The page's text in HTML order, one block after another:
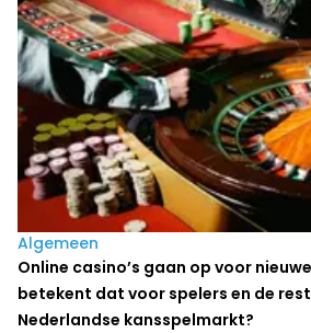
Algemeen
Online casino’s gaan op voor
betekent dat voor spelers en de
Nederlandse kansspelmarkt?